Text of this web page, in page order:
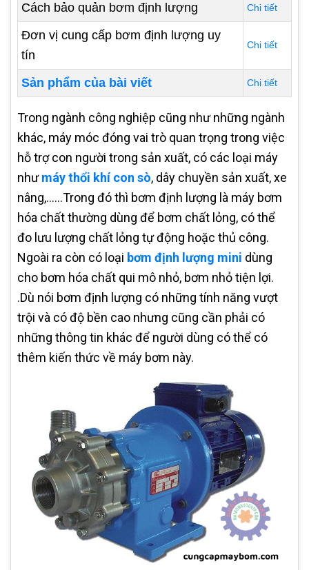
Cách bảo quản bơm định lượng Chi tiết
Đơn vị cung cấp bơm định lượng uy
tín
Chi tiết
Sản phẩm của bài viết Chi tiết
Trong ngành công nghiệp cũng như những ngành
khác, máy móc đóng vai trò quan trọng trong việc
hỗ trợ con người trong sản xuất, có các loại máy
nhưmáy thổi khí con sò, dây chuyền sản xuất, xe
nâng,......Trong đó thì bơm định lượng là máy bơm
hóa chất thường dùng để bơm chất lỏng, có thể
đo lưu lượng chất lỏng tự động hoặc thủ công.
Ngoài ra còn có loại bơm định lượng mini dùng
cho bơm hóa chất qui mô nhỏ, bơm nhỏ tiện lợi.
.Dù nói bơm định lượng có những tính năng vượt
trội và có độ bền cao nhưng cũng cần phải có
những thông tin khác để người dùng có thể có
thêm kiến thức về máy bơm này.